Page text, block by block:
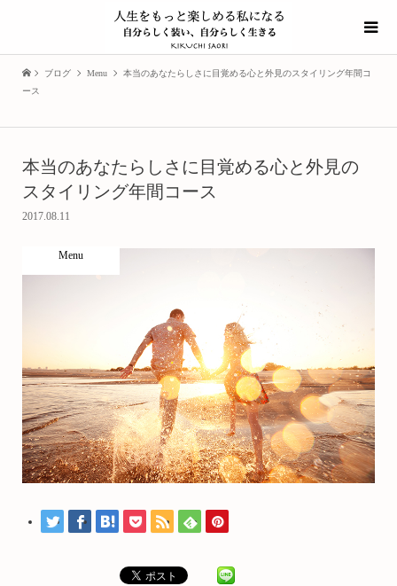
ブログ Menu
本当のあなたらしさに目覚める心と外見のスタイリング年間コ
ース
本当のあなたらしさに目覚める心と外見の
スタイリング年間コース
2017.08.11
Menu